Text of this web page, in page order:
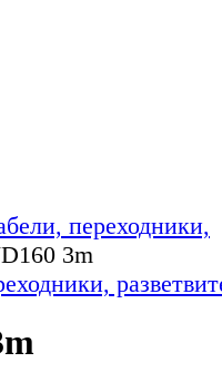
переходники,
3m